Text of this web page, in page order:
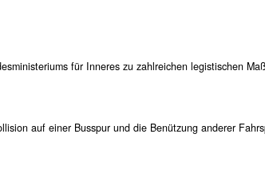
für Inneres zu zahlreichen legistischen
auf einer Busspur und die Benützung anderer